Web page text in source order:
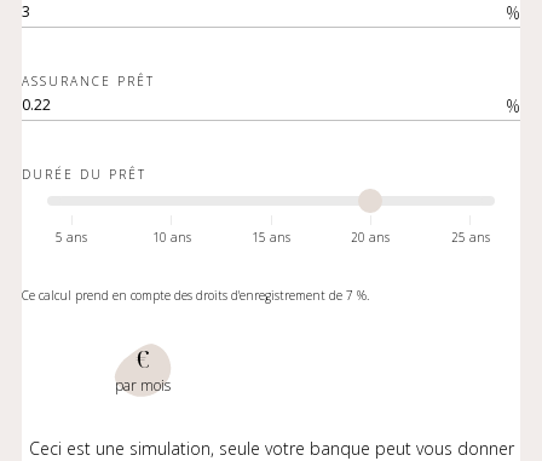
%
ASSURANCE PRÊT
%
DURÉE DU PRÊT
5 ans 10 ans 15 ans 20 ans 25 ans
Ce calcul prend en compte des droits d'enregistrement de 7 %.
€
par mois
Ceci est une simulation, seule votre banque peut vous donner